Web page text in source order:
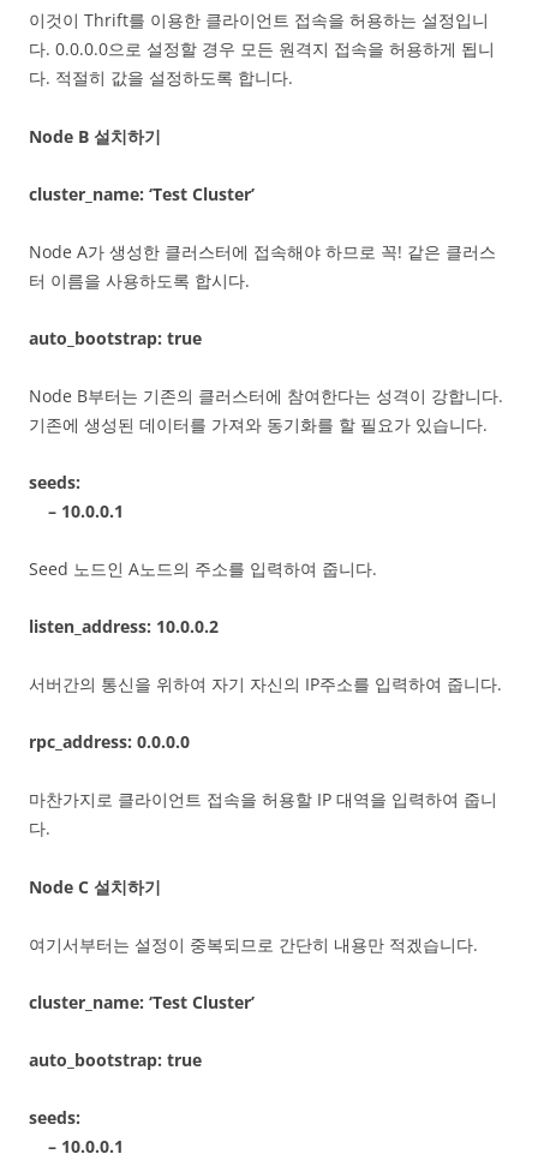
이것이 Thrift를 이용한 클라이언트 접속을 허용하는 설정입니
다. 0.0.0.0으로 설정할 경우 모든 원격지 접속을 허용하게 됩니
다. 적절히 값을 설정하도록 합니다.
Node B 설치하기
cluster_name: ‘Test Cluster’
Node A가 생성한 클러스터에 접속해야 하므로 꼭! 같은 클러스
터 이름을 사용하도록 합시다.
auto_bootstrap: true
Node B부터는 기존의 클러스터에 참여한다는 성격이 강합니다.
기존에 생성된 데이터를 가져와 동기화를 할 필요가 있습니다.
seeds:
– 10.0.0.1
Seed 노드인 A노드의 주소를 입력하여 줍니다.
listen_address: 10.0.0.2
서버간의 통신을 위하여 자기 자신의 IP주소를 입력하여 줍니다.
rpc_address: 0.0.0.0
마찬가지로 클라이언트 접속을 허용할 IP 대역을 입력하여 줍니
다.
Node C 설치하기
여기서부터는 설정이 중복되므로 간단히 내용만 적겠습니다.
cluster_name: ‘Test Cluster’
auto_bootstrap: true
seeds:
– 10.0.0.1